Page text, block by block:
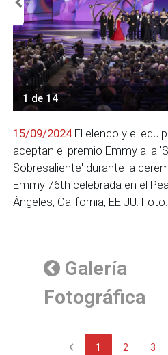
1 de 14
15/09/2024El elenco y el
aceptan el premio Emmy a la
Sobresaliente' durante la
Emmy 76th celebrada en el
Ángeles, California, EE.UU.
Galería
Fotográfica
chevron_left 1 2 3